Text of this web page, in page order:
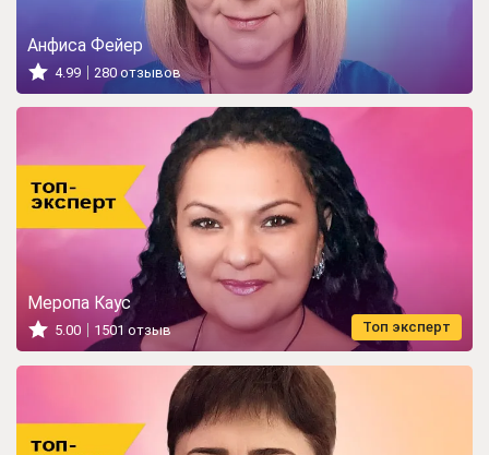
Анфиса Фейер
4.99 280 отзывов
Топ эксперт
Меропа Каус
5.00 1501 отзыв